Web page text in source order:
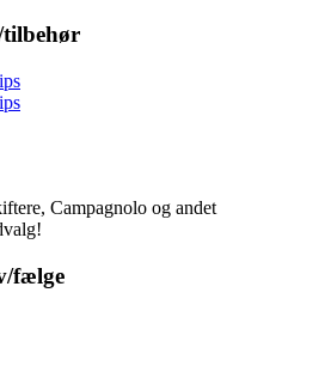
tilbehør
Campagnolo og andet
fælge